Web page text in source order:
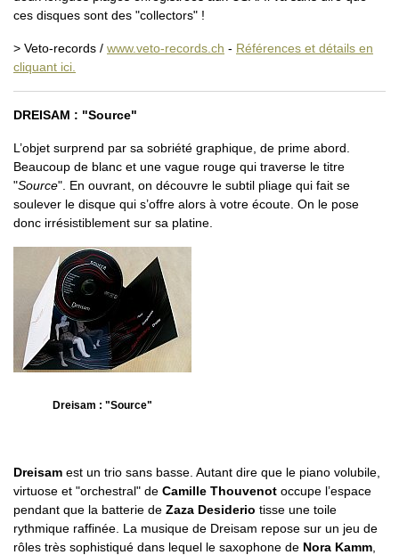
ces disques sont des "collectors" !
> Veto-records / www.veto-records.ch - Références et détails en
cliquant ici.
DREISAM : "Source"
L’objet surprend par sa sobriété graphique, de prime abord.
Beaucoup de blanc et une vague rouge qui traverse le titre
"Source". En ouvrant, on découvre le subtil pliage qui fait se
soulever le disque qui s’offre alors à votre écoute. On le pose
donc irrésistiblement sur sa platine.
Dreisam : "Source"
Dreisam est un trio sans basse. Autant dire que le piano volubile,
virtuose et "orchestral" de Camille Thouvenot occupe l’espace
pendant que la batterie de Zaza Desiderio tisse une toile
rythmique raffinée. La musique de Dreisam repose sur un jeu de
rôles très sophistiqué dans lequel le saxophone de Nora Kamm